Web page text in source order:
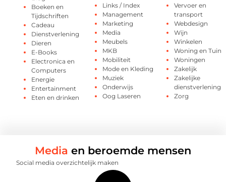
Boeken en
Tijdschriften
Cadeau
Dienstverlening
Dieren
E-Books
Electronica en
Computers
Energie
Entertainment
Eten en drinken
Links / Index
Management
Marketing
Media
Meubels
MKB
Mobiliteit
Mode en Kleding
Muziek
Onderwijs
Oog Laseren
Vervoer en
transport
Webdesign
Wijn
Winkelen
Woning en Tuin
Woningen
Zakelijk
Zakelijke
dienstverlening
Zorg
Media en beroemde mensen
Social media overzichtelijk maken